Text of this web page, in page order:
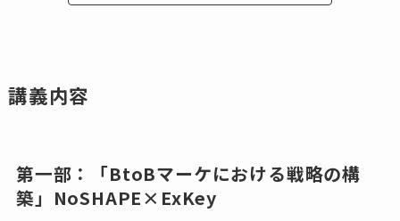
講義内容
第一部：「BtoBマーケにおける戦略の構
築」NoSHAPE×ExKey